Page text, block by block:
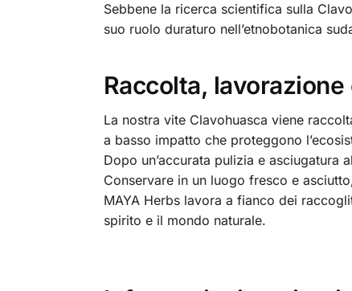
Sebbene la ricerca scientifica sulla
suo ruolo duraturo nell’etnobotanica
Raccolta, lavorazione
La nostra vite Clavohuasca viene
a basso impatto che proteggono
Dopo un’accurata pulizia e asciugatura
Conservare in un luogo fresco e
MAYA Herbs lavora a fianco dei
spirito e il mondo naturale.